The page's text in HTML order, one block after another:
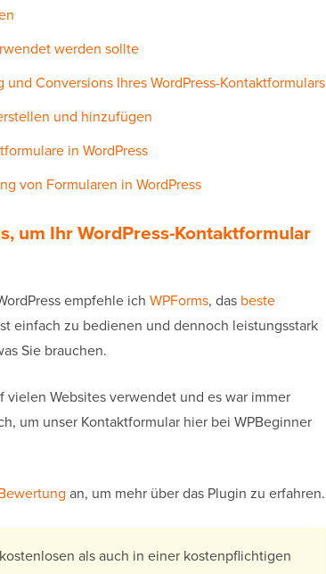
werden sollte
Conversions Ihres WordPress-Kontaktformulars
und hinzufügen
in WordPress
von Formularen in WordPress
um Ihr WordPress-Kontaktformular
empfehle ich WPForms, das beste
einfach zu bedienen und dennoch leistungsstark
Sie brauchen.
Websites verwendet und es war immer
um unser Kontaktformular hier bei WPBeginner
an, um mehr über das Plugin zu erfahren.
als auch in einer kostenpflichtigen